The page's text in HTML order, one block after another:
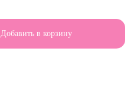
Добавить в корзину